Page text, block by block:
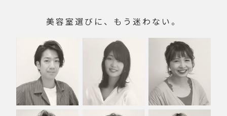
美容室選びに、もう迷わない。